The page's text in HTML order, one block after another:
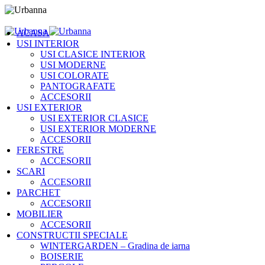
ACASA
USI INTERIOR
USI CLASICE INTERIOR
USI MODERNE
USI COLORATE
PANTOGRAFATE
ACCESORII
USI EXTERIOR
USI EXTERIOR CLASICE
USI EXTERIOR MODERNE
ACCESORII
FERESTRE
ACCESORII
SCARI
ACCESORII
PARCHET
ACCESORII
MOBILIER
ACCESORII
CONSTRUCTII SPECIALE
WINTERGARDEN – Gradina de iarna
BOISERIE